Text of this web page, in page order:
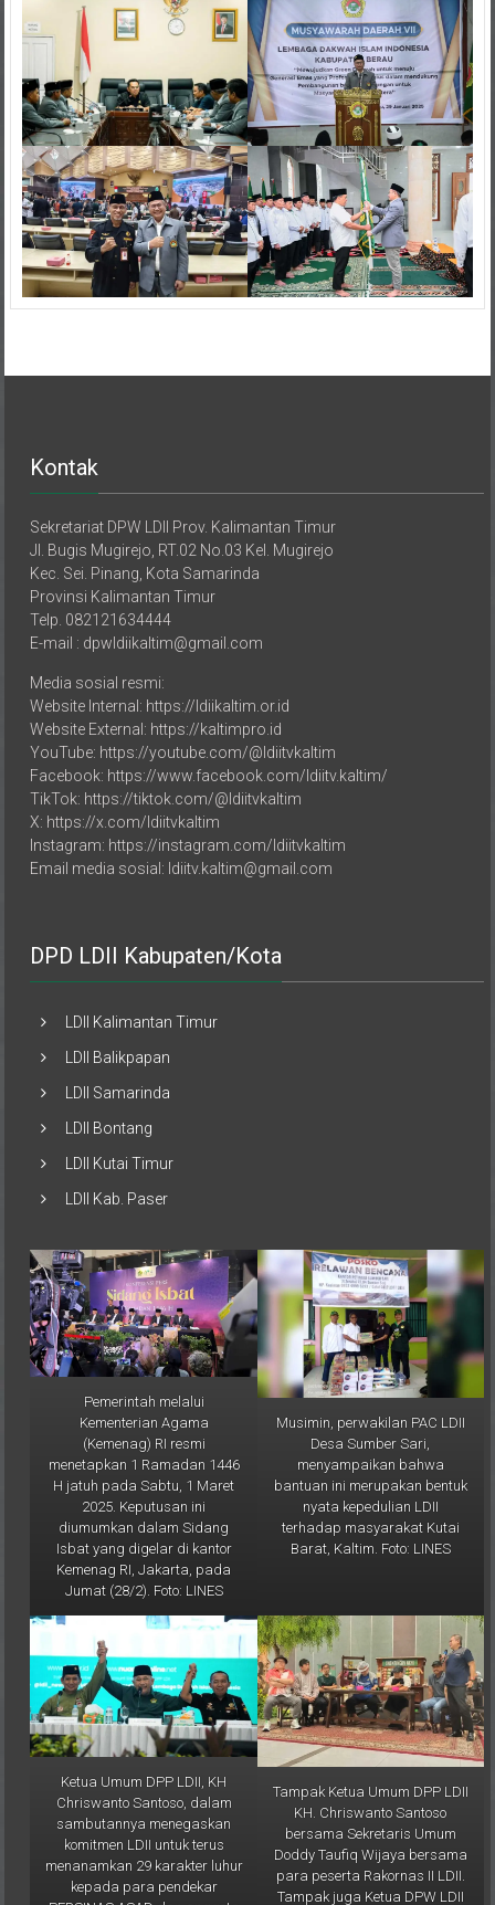
Jl. Bugis Mugirejo, RT.02 No.03 Kel. Mugirejo
Kec. Sei. Pinang, Kota Samarinda
Provinsi Kalimantan Timur
Telp. 082121634444
E-mail : dpwldiikaltim@gmail.com
Website Internal: https://ldiikaltim.or.id
Website External: https://kaltimpro.id
YouTube: https://youtube.com/@ldiitvkaltim
Facebook: https://www.facebook.com/ldiitv.kaltim/
TikTok: https://tiktok.com/@ldiitvkaltim
X: https://x.com/ldiitvkaltim
Instagram: https://instagram.com/ldiitvkaltim
Email media sosial: ldiitv.kaltim@gmail.com
LDII Balikpapan
LDII Samarinda
LDII Bontang
LDII Kutai Timur
LDII Kab. Paser
Pemerintah melalui
Kementerian Agama
(Kemenag) RI resmi
menetapkan 1 Ramadan 1446
H jatuh pada Sabtu, 1 Maret
2025. Keputusan ini
diumumkan dalam Sidang
Isbat yang digelar di kantor
Kemenag RI, Jakarta, pada
Jumat (28/2). Foto: LINES
Musimin, perwakilan PAC LDII
Desa Sumber Sari,
menyampaikan bahwa
bantuan ini merupakan bentuk
nyata kepedulian LDII
terhadap masyarakat Kutai
Barat, Kaltim. Foto: LINES
Ketua Umum DPP LDII, KH
Chriswanto Santoso, dalam
sambutannya menegaskan
komitmen LDII untuk terus
menanamkan 29 karakter luhur
kepada para pendekar
PERSINAS ASAD dan anggota
Tampak Ketua Umum DPP LDII
KH. Chriswanto Santoso
bersama Sekretaris Umum
Doddy Taufiq Wijaya bersama
para peserta Rakornas II LDII.
Tampak juga Ketua DPW LDII
Kaltim Prof. Krishna P Candra